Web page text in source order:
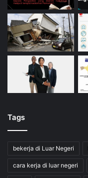
Tags
bekerja di Luar Negeri
cara kerja di luar negeri